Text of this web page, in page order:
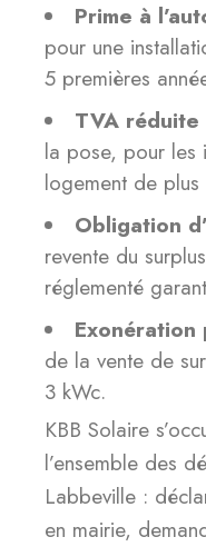
Prime à
pour une
5 premières
TVA
la pose, pour les
logement de
Obligation
revente du
réglementé
de la vente de
3 kWc.
KBB Solaire
l’ensemble des
Labbeville :
en mairie,